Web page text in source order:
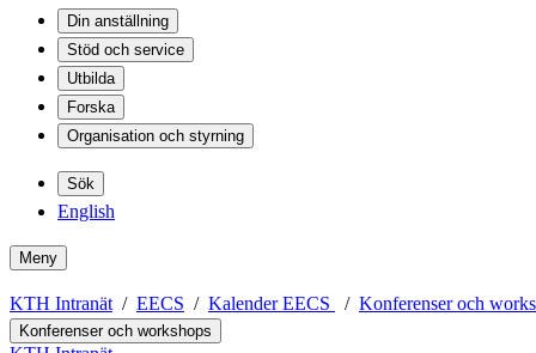
Din anställning
Stöd och service
Utbilda
Forska
Organisation och styrning
Sök
English
Meny
KTH Intranät EECS Kalender EECS Konferenser och
Konferenser och workshops